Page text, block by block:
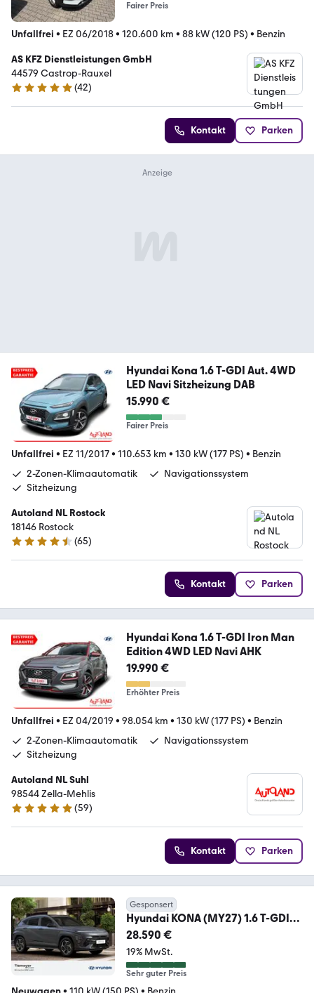
Fairer Preis
Unfallfrei • EZ 06/2018• 120.600 km • 88 kW (120 PS) • Benzin
AS KFZ Dienstleistungen GmbH
44579 Castrop-Rauxel
5 Sterne
(42)
Kontakt Parken
Hyundai Kona 1.6 T-GDI Aut. 4WD
LED Navi Sitzheizung DAB
15.990 €
Fairer Preis
Unfallfrei • EZ 11/2017• 110.653 km • 130 kW (177 PS) • Benzin
2-Zonen-Klimaautomatik
Navigationssystem
Sitzheizung
Autoland NL Rostock
18146 Rostock
4.6 Sterne
(65)
Kontakt Parken
Hyundai Kona 1.6 T-GDI Iron Man
Edition 4WD LED Navi AHK
19.990 €
Erhöhter Preis
Unfallfrei • EZ 04/2019 • 98.054 km • 130 kW (177 PS) • Benzin
2-Zonen-Klimaautomatik
Navigationssystem
Sitzheizung
Autoland NL Suhl
98544 Zella-Mehlis
5 Sterne
(59)
Kontakt Parken
Gesponsert
Hyundai KONA (MY27) 1.6 T-GDI
(150 PS) DCT 2WD N Line El
28.590 €
19% MwSt.
Sehr guter Preis